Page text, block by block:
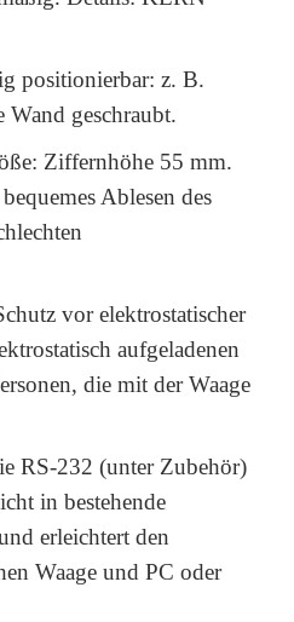
positionierbar: z. B.
Wand geschraubt.
Ziffernhöhe 55 mm.
Ablesen des
vor elektrostatischer
aufgeladenen
die mit der Waage
RS-232 (unter Zubehör)
in bestehende
erleichtert den
Waage und PC oder